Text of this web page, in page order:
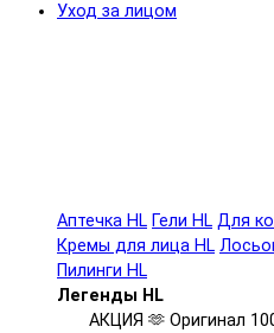
Уход за лицом
Аптечка HL Гели HL Для
Кремы для лица HL
Пилинги HL
Легенды HL
АКЦИЯ 🫶 Оригинал